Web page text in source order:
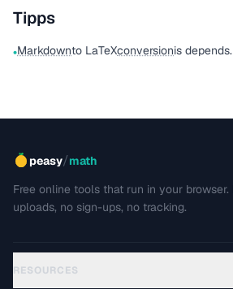
Tipps
•Markdownto LaTeXconversionis depends.
peasy/math
Free online tools that run in your browser.
uploads, no sign-ups, no tracking.
RESOURCES